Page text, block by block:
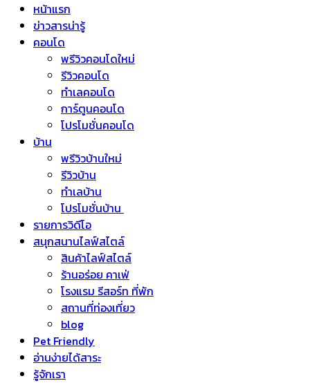
หน้าแรก
ข่าวสารน่ารู้
คอนโด
พรีวิวคอนโดใหม่
รีวิวคอนโด
ทำเลคอนโด
การ์ตูนคอนโด
โปรโมชั่นคอนโด
บ้าน
พรีวิวบ้านใหม่
รีวิวบ้าน
ทำเลบ้าน
โปรโมชั่นบ้าน
รายการวิดีโอ
สนุกสนานไลฟ์สไตล์
สินค้าไลฟ์สไตล์
ร้านอร่อย คาเฟ่
โรงแรม รีสอร์ท ที่พัก
สถานที่ท่องเที่ยว
blog
Pet Friendly
อ่านง่ายได้สาระ
รู้จักเรา